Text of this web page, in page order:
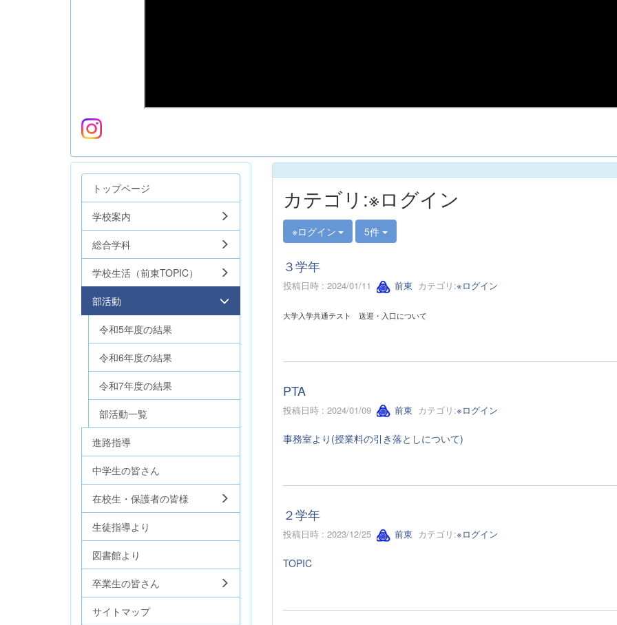
カテゴリ:※ログイン
※ログイン 5件
３学年
投稿日時 : 2024/01/11 前東 カテゴリ:※ログイン
大学入学共通テスト 送迎・入口について
PTA
投稿日時 : 2024/01/09 前東 カテゴリ:※ログイン
事務室より(授業料の引き落としについて)
２学年
投稿日時 : 2023/12/25 前東 カテゴリ:※ログイン
TOPIC
トップページ
学校案内
総合学科
学校生活（前東TOPIC）
部活動
令和5年度の結果
令和6年度の結果
令和7年度の結果
部活動一覧
進路指導
中学生の皆さん
在校生・保護者の皆様
生徒指導より
図書館より
卒業生の皆さん
サイトマップ